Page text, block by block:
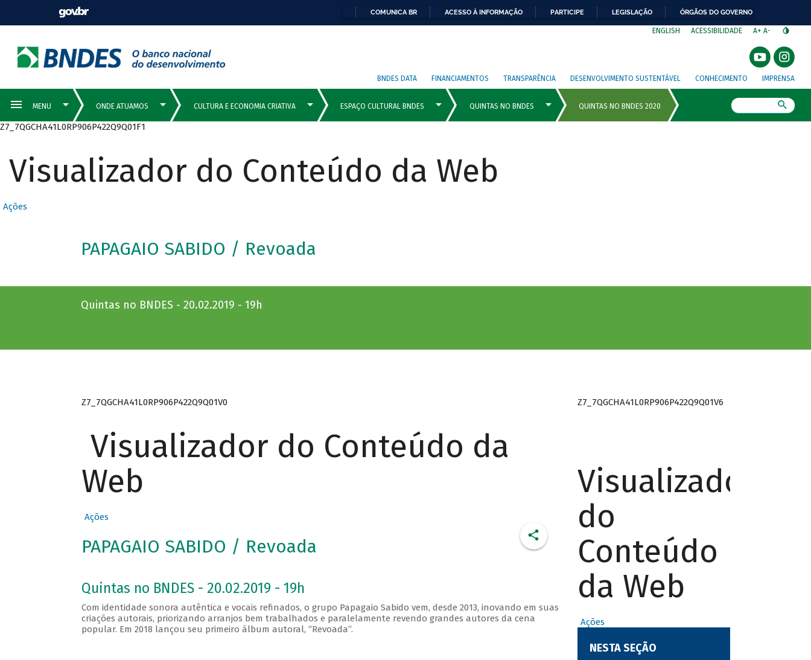
COMUNICA BR ACESSO À INFORMAÇÃO PARTICIPE LEGISLAÇÃO ÓRGÃOS DO GOVERNO
ENGLISH ACESSIBILIDADE A+ A-
BNDES DATA FINANCIAMENTOS TRANSPARÊNCIA DESENVOLVIMENTO SUSTENTÁVEL CONHECIMENTO IMPRENSA
Z7_7QGCHA41L0RP906P422Q9Q01F1
Visualizador do Conteúdo da Web
Ações
PAPAGAIO SABIDO / Revoada
Quintas no BNDES - 20.02.2019 - 19h
Z7_7QGCHA41L0RP906P422Q9Q01V0
Visualizador do Conteúdo da
Web
Ações
PAPAGAIO SABIDO / Revoada
Quintas no BNDES - 20.02.2019 - 19h
Com identidade sonora autêntica e vocais refinados, o grupo Papagaio Sabido vem, desde 2013, inovando em suas
criações autorais, priorizando arranjos bem trabalhados e paralelamente revendo grandes autores da cena
popular. Em 2018 lançou seu primeiro álbum autoral, “Revoada”.
Z7_7QGCHA41L0RP906P422Q9Q01V6
Visualizador
do
Conteúdo
da Web
Ações
NESTA SEÇÃO